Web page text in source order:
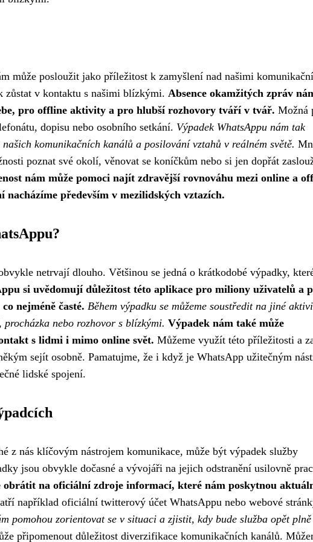
může posloužit jako příležitost k zamyšlení nad našimi
zůstat v kontaktu s našimi blízkými. Absence okamžitých zpráv
pro offline aktivity a pro hlubší rozhovory tváří v tvář. Možná
dopisu nebo osobního setkání. Výpadek WhatsAppu nám tak
komunikačních kanálů a posilování vztahů v reálném světě.
poznat své okolí, věnovat se koníčkům nebo si jen dopřát
nám může pomoci najít zdravější rovnováhu mezi online a
nacházíme především v mezilidských vztazích.
netrvají dlouho. Většinou se jedná o krátkodobé výpadky,
si uvědomují důležitost této aplikace pro miliony uživatelů a
nejméně časté. Během výpadku se můžeme soustředit na jiné
nebo rozhovor s blízkými. Výpadek nám také může
s lidmi i mimo online svět. Můžeme využít této příležitosti a
sejít osobně. Pamatujme, že i když je WhatsApp užitečným
lidské spojení.
z nás klíčovým nástrojem komunikace, může být výpadek služby
jsou obvykle dočasné a vývojáři na jejich odstranění usilovně
obrátit na oficiální zdroje informací, které nám poskytnou
například oficiální twitterový účet WhatsAppu nebo webové
pomohou zorientovat se v situaci a zjistit, kdy bude služba opět plně
připomenout důležitost diverzifikace komunikačních kanálů.